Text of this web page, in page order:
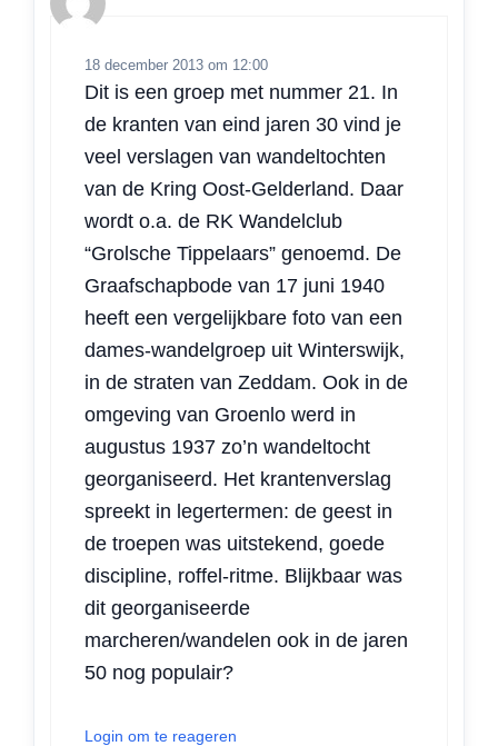
18 december 2013 om 12:00
Dit is een groep met nummer 21. In
de kranten van eind jaren 30 vind je
veel verslagen van wandeltochten
van de Kring Oost-Gelderland. Daar
wordt o.a. de RK Wandelclub
“Grolsche Tippelaars” genoemd. De
Graafschapbode van 17 juni 1940
heeft een vergelijkbare foto van een
dames-wandelgroep uit Winterswijk,
in de straten van Zeddam. Ook in de
omgeving van Groenlo werd in
augustus 1937 zo’n wandeltocht
georganiseerd. Het krantenverslag
spreekt in legertermen: de geest in
de troepen was uitstekend, goede
discipline, roffel-ritme. Blijkbaar was
dit georganiseerde
marcheren/wandelen ook in de jaren
50 nog populair?
Login om te reageren